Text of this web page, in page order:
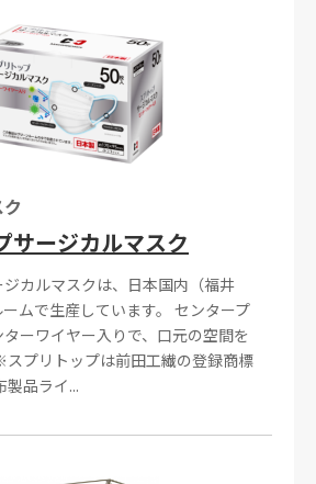
サージカルマスク
カルマスクは、日本国内（福井
ムで生産しています。 センタープ
ーワイヤー入りで、口元の空間を
プリトップは前田工繊の登録商標
製品ライ...